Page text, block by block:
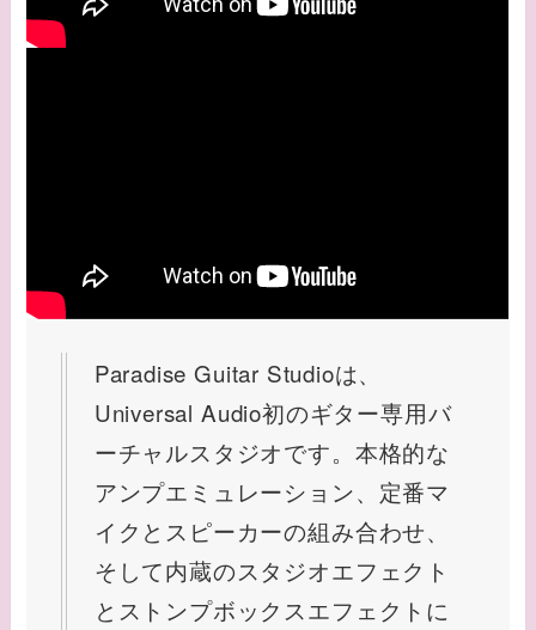
Paradise Guitar Studioは、
Universal Audio初のギター専用バ
ーチャルスタジオです。本格的な
アンプエミュレーション、定番マ
イクとスピーカーの組み合わせ、
そして内蔵のスタジオエフェクト
とストンプボックスエフェクトに